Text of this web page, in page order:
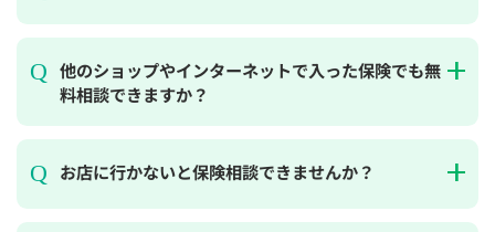
他のショップやインターネットで入った保険でも無
料相談できますか？
お店に行かないと保険相談できませんか？